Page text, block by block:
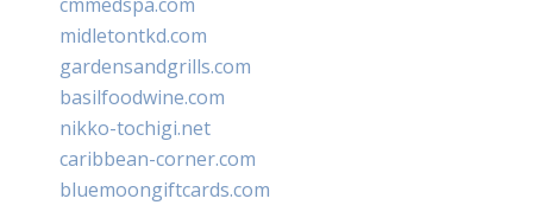
midletontkd.com
gardensandgrills.com
basilfoodwine.com
nikko-tochigi.net
caribbean-corner.com
bluemoongiftcards.com